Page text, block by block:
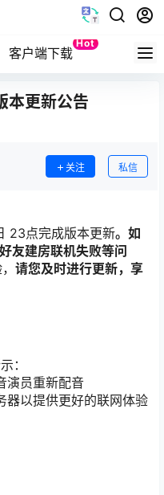
客户端下载
Hot
Quest
本更新公告
关注 私信
23点完成版本更新。如
友建房联机失败等问
请您及时进行更新，享
：
演员重新配音
以提供更好的联网体验